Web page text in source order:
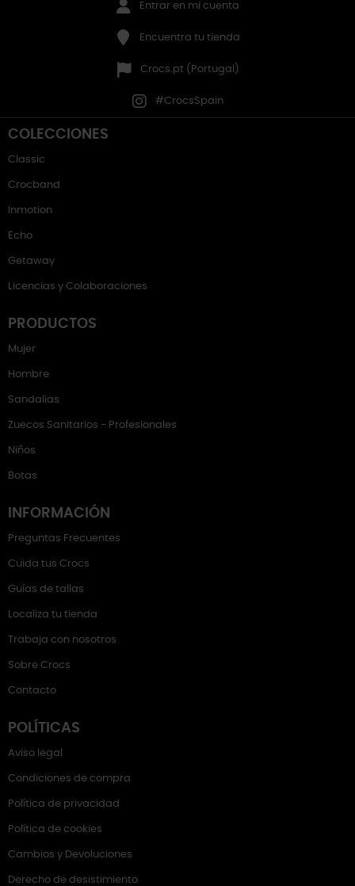
Entrar en mi cuenta
Encuentra tu tienda
Crocs.pt (Portugal)
#CrocsSpain
COLECCIONES
Classic
Crocband
Inmotion
Echo
Getaway
Licencias y Colaboraciones
PRODUCTOS
Mujer
Hombre
Sandalias
Zuecos Sanitarios - Profesionales
Niños
Botas
INFORMACIÓN
Preguntas Frecuentes
Cuida tus Crocs
Guías de tallas
Localiza tu tienda
Trabaja con nosotros
Sobre Crocs
Contacto
POLÍTICAS
Aviso legal
Condiciones de compra
Política de privacidad
Política de cookies
Cambios y Devoluciones
Derecho de desistimiento